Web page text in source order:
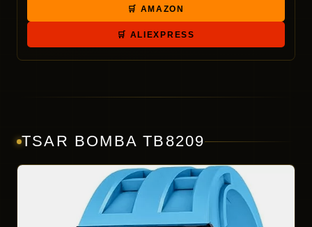
🛒 AMAZON
🛒 ALIEXPRESS
TSAR BOMBA TB8209